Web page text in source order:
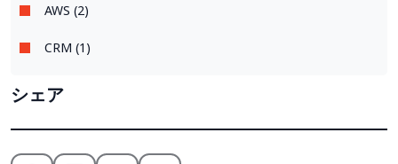
AWS (2)
CRM (1)
シェア